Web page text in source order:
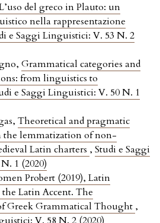
del greco in Plauto: un
nella rappresentazione
e Saggi Linguistici: V. 53 N. 2
Grammatical categories and
from linguistics to
e Saggi Linguistici: V. 50 N. 1
Theoretical and pragmatic
the lemmatization of non-
Latin charters , Studi e Saggi
1 (2020)
Probert (2019), Latin
Latin Accent. The
Greek Grammatical Thought ,